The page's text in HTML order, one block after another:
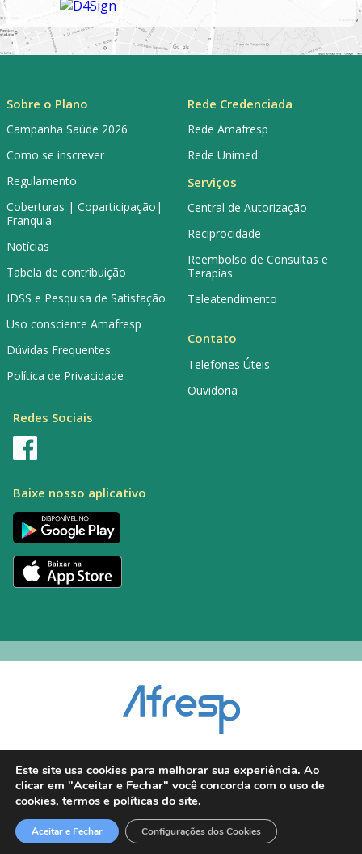
Sobre o Plano
Campanha Saúde 2026
Como se inscrever
Regulamento
Coberturas | Coparticipação|
Franquia
Notícias
Tabela de contribuição
IDSS e Pesquisa de Satisfação
Uso consciente Amafresp
Dúvidas Frequentes
Política de Privacidade
Rede Credenciada
Rede Amafresp
Rede Unimed
Serviços
Central de Autorização
Reciprocidade
Reembolso de Consultas e
Terapias
Teleatendimento
Contato
Telefones Úteis
Ouvidoria
Redes Sociais
Baixe nosso aplicativo
dpo@afresp.org.br
Diretor Técnico: Antonio Carlos Aparecido. CRM: 54.464
Este site usa cookies para melhorar sua experiência. Ao
clicar em "Aceitar e Fechar" você concorda com o uso de
cookies, termos e políticas do site.
Aceitar e Fechar Configurações dos Cookies